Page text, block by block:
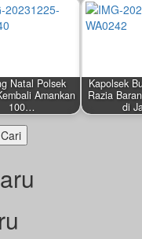
Natal Polsek
Amankan
100…
Kapolsek
Razia
di